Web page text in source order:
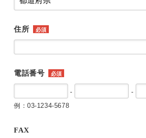
住所 必須
電話番号 必須
-
-
例：03-1234-5678
FAX